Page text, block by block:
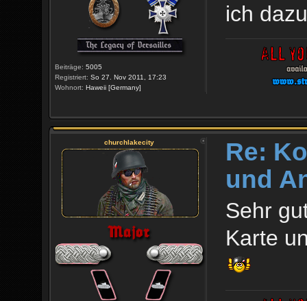
Beiträge: 5005
Registriert: So 27. Nov 2011, 17:23
Wohnort: Haweii [Germany]
ich
churchlakecity
Re:
und
Sehr
Karte